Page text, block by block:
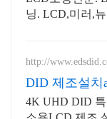
닝. LCD,미러,
http://
DID 제조설치
4K UHD DID